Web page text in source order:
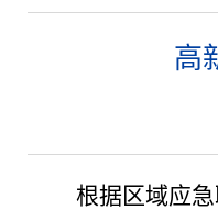
高
根据区域应